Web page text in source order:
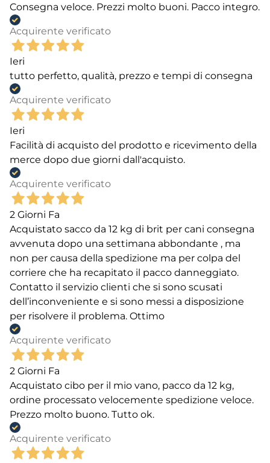
Consegna veloce. Prezzi molto buoni. Pacco integro.
Acquirente verificato
Ieri
tutto perfetto, qualità, prezzo e tempi di consegna
Acquirente verificato
Ieri
Facilità di acquisto del prodotto e ricevimento della
merce dopo due giorni dall'acquisto.
Acquirente verificato
2 Giorni Fa
Acquistato sacco da 12 kg di brit per cani consegna
avvenuta dopo una settimana abbondante , ma
non per causa della spedizione ma per colpa del
corriere che ha recapitato il pacco danneggiato.
Contatto il servizio clienti che si sono scusati
dell’inconveniente e si sono messi a disposizione
per risolvere il problema. Ottimo
Acquirente verificato
2 Giorni Fa
Acquistato cibo per il mio vano, pacco da 12 kg,
ordine processato velocemente spedizione veloce.
Prezzo molto buono. Tutto ok.
Acquirente verificato